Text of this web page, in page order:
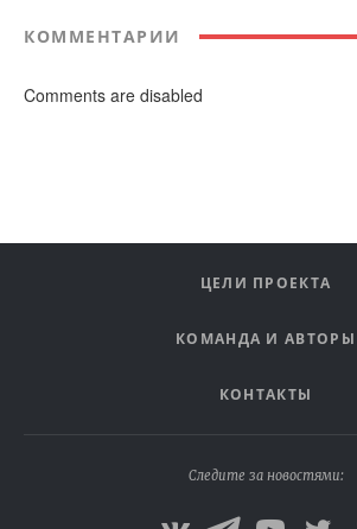
КОММЕНТАРИИ
Comments are disabled
ЦЕЛИ ПРОЕКТА
КОМАНДА И АВТОРЫ
КОНТАКТЫ
Следите за новостями: